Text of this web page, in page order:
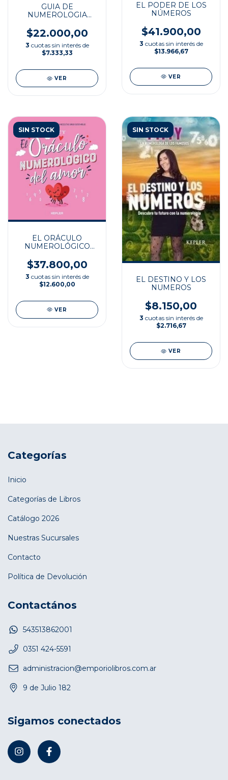
GUIA DE
NUMEROLOGIA
PRINCIPIANTES
$22.000,00
3 cuotas sin interés de
$7.333,33
VER
EL PODER DE LOS
NÚMEROS
$41.900,00
3 cuotas sin interés de
$13.966,67
VER
SIN STOCK
EL ORÁCULO
NUMEROLÓGICO
$37.800,00
3 cuotas sin interés de
$12.600,00
VER
SIN STOCK
EL DESTINO Y LOS
NUMEROS
$8.150,00
3 cuotas sin interés de
$2.716,67
VER
Categorías
Inicio
Categorías de Libros
Catálogo 2026
Nuestras Sucursales
Contacto
Política de Devolución
Contactános
543513862001
0351 424-5591
administracion@emporiolibros.com.ar
9 de Julio 182
Sigamos conectados